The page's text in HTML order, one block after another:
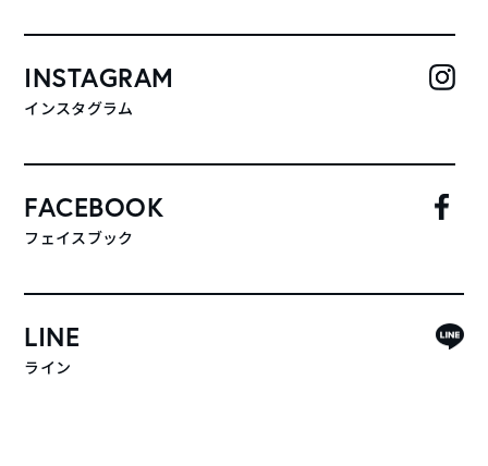
INSTAGRAM
インスタグラム
FACEBOOK
フェイスブック
LINE
ライン